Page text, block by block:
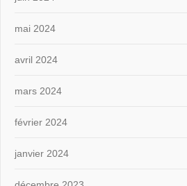
mai 2024
avril 2024
mars 2024
février 2024
janvier 2024